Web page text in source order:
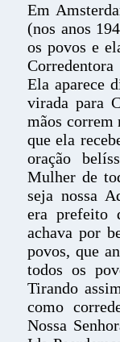
Em
(nos anos
os povos e
Ela aparece
virada para
mãos correm
que ela
oração
Mulher de
seja nossa
era prefeito
achava por
povos, que
todos os
Tirando
como
Nossa